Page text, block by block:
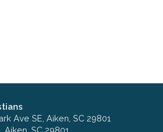
Ave SE, Aiken, SC 29801
Aiken, SC 29801